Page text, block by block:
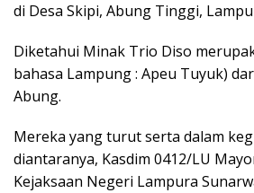
di Desa Skipi, Abung Tinggi,
Diketahui Minak Trio Diso
bahasa Lampung : Apeu Tuyuk)
Abung.
Mereka yang turut serta dalam
diantaranya, Kasdim 0412/LU
Kejaksaan Negeri Lampura